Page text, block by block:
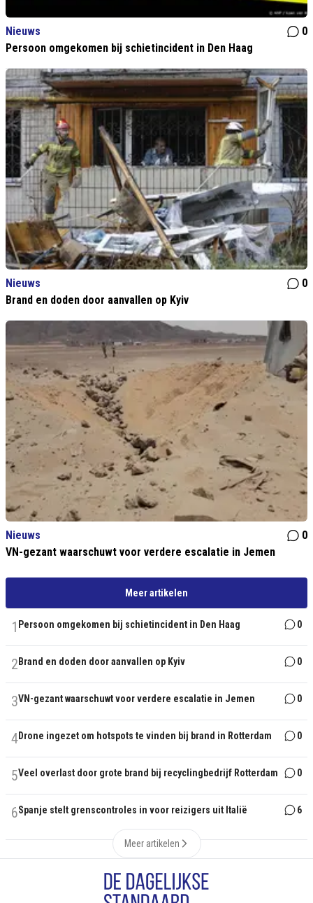
Nieuws
0
Persoon omgekomen bij schietincident in Den Haag
Nieuws
0
Brand en doden door aanvallen op Kyiv
Nieuws
0
VN-gezant waarschuwt voor verdere escalatie in Jemen
Meer artikelen
1 Persoon omgekomen bij schietincident in Den Haag 0
2 Brand en doden door aanvallen op Kyiv 0
3VN-gezant waarschuwt voor verdere escalatie in Jemen 0
4Drone ingezet om hotspots te vinden bij brand in Rotterdam 0
5Veel overlast door grote brand bij recyclingbedrijf Rotterdam 0
6Spanje stelt grenscontroles in voor reizigers uit Italië 6
Meer artikelen